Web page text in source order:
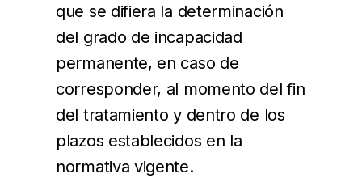
que se difiera la determinación
del grado de incapacidad
permanente, en caso de
corresponder, al momento del fin
del tratamiento y dentro de los
plazos establecidos en la
normativa vigente.